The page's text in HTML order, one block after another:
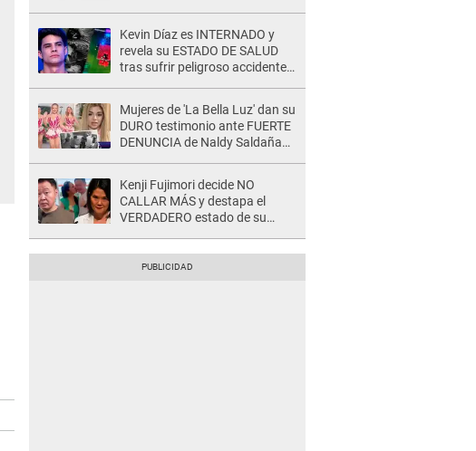
Kevin Díaz es INTERNADO y
revela su ESTADO DE SALUD
tras sufrir peligroso accidente
Mujeres de 'La Bella Luz' dan su
DURO testimonio ante FUERTE
DENUNCIA de Naldy Saldaña
Kenji Fujimori decide NO
CALLAR MÁS y destapa el
VERDADERO estado de su
suegra..."